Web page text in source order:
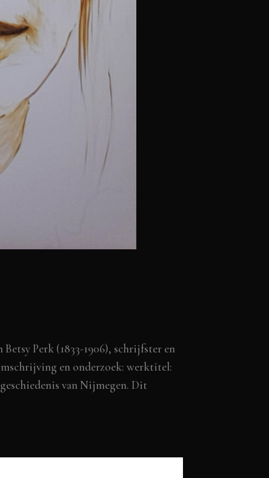
Perk (1833-1906), schrijfster en
en onderzoek: werktitel:
van Nijmegen. Dit